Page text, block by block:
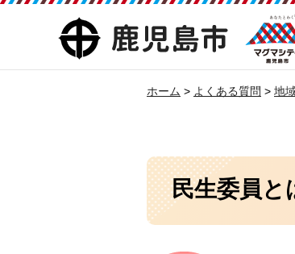
鹿児島市
マグマシ
鹿児島市
ホーム > よくある質問 > 地
民生委員と